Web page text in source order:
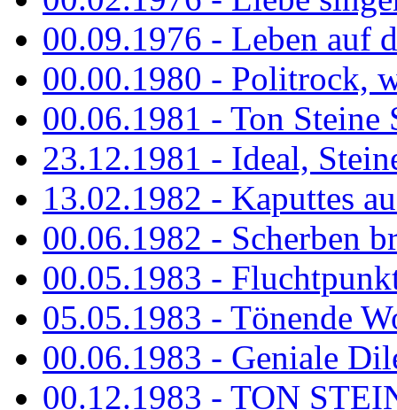
00.09.1976 - Leben auf
00.00.1980 - Politrock,
00.06.1981 - Ton Steine
23.12.1981 - Ideal,
13.02.1982 - Kaputtes
00.06.1982 - Scherben
00.05.1983 -
05.05.1983 - Tönende
00.06.1983 - Geniale
00.12.1983 - TON